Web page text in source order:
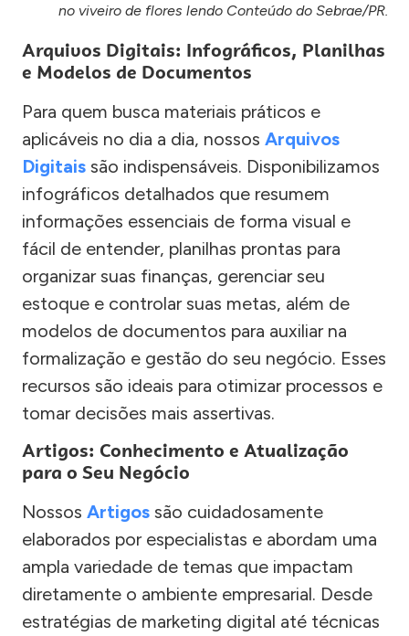
no viveiro de flores lendo Conteúdo do Sebrae/PR.
Arquivos Digitais: Infográficos, Planilhas
e Modelos de Documentos
Para quem busca materiais práticos e
aplicáveis no dia a dia, nossos Arquivos
Digitais são indispensáveis. Disponibilizamos
infográficos detalhados que resumem
informações essenciais de forma visual e
fácil de entender, planilhas prontas para
organizar suas finanças, gerenciar seu
estoque e controlar suas metas, além de
modelos de documentos para auxiliar na
formalização e gestão do seu negócio. Esses
recursos são ideais para otimizar processos e
tomar decisões mais assertivas.
Artigos: Conhecimento e Atualização
para o Seu Negócio
Nossos Artigos são cuidadosamente
elaborados por especialistas e abordam uma
ampla variedade de temas que impactam
diretamente o ambiente empresarial. Desde
estratégias de marketing digital até técnicas